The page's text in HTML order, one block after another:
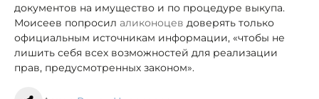
документов на имущество и по процедуре выкупа.
Моисеев попросил аликоноцев доверять только
официальным источникам информации, «чтобы не
лишить себя всех возможностей для реализации
прав, предусмотренных законом».